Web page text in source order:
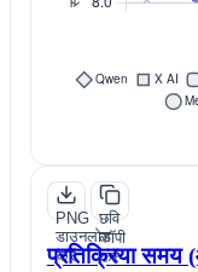
PNG
डाउनलोड
करें
छवि
कॉपी
करें
प्रतिक्रिया